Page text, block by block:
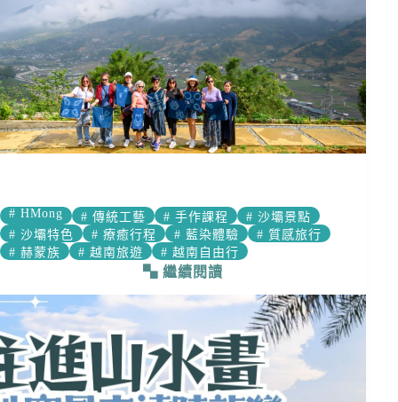
# HMong # 傳統工藝 # 手作課程 # 沙壩景點
# 沙壩特色 # 療癒行程 # 藍染體驗 # 質感旅行
# 赫蒙族 # 越南旅遊 # 越南自由行
繼續閱讀